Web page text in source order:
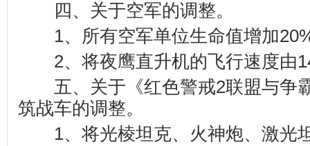
四、关于空军的调整。
1、所有空军单位生命值增加
2、将夜鹰直升机的飞行速度由
五、关于《红色警戒2联盟与争
筑战车的调整。
1、将光棱坦克、火神炮、激光